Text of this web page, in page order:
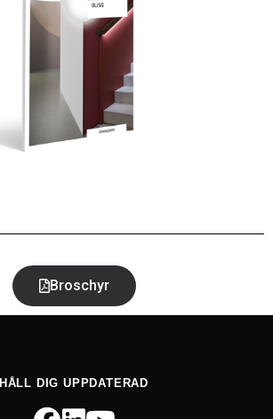
Broschyr
HÅLL DIG UPPDATERAD